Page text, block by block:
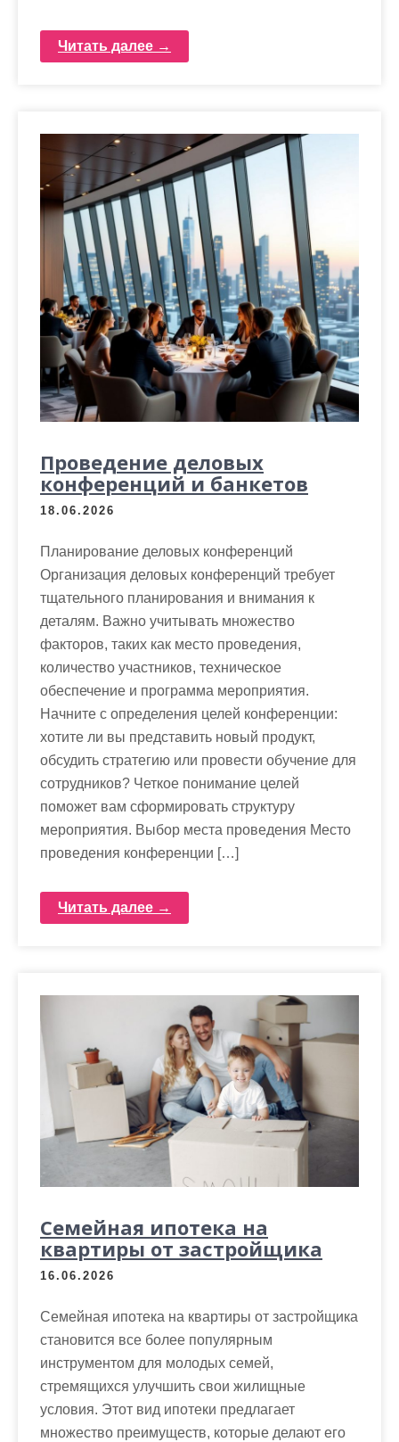
Читать далее →
Проведение деловых
конференций и банкетов
18.06.2026
Планирование деловых конференций
Организация деловых конференций требует
тщательного планирования и внимания к
деталям. Важно учитывать множество
факторов, таких как место проведения,
количество участников, техническое
обеспечение и программа мероприятия.
Начните с определения целей конференции:
хотите ли вы представить новый продукт,
обсудить стратегию или провести обучение для
сотрудников? Четкое понимание целей
поможет вам сформировать структуру
мероприятия. Выбор места проведения Место
проведения конференции […]
Читать далее →
Семейная ипотека на
квартиры от застройщика
16.06.2026
Семейная ипотека на квартиры от застройщика
становится все более популярным
инструментом для молодых семей,
стремящихся улучшить свои жилищные
условия. Этот вид ипотеки предлагает
множество преимуществ, которые делают его